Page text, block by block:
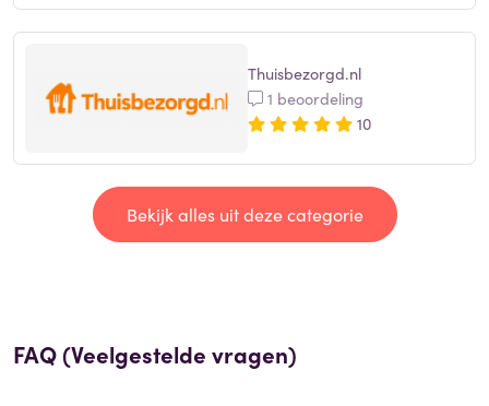
Thuisbezorgd.nl
1 beoordeling
10
Bekijk alles uit deze categorie
FAQ (Veelgestelde vragen)